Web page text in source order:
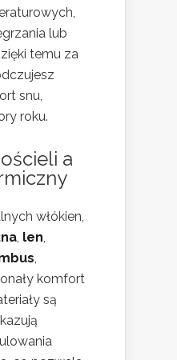
lub
temu za
snu,
roku.
a
włókien,
, len,
,
komfort
są